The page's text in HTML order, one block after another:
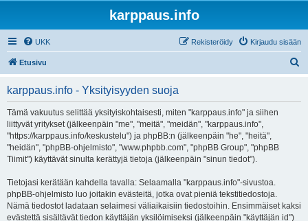
karppaus.info
UKK Kirjaudu sisään
Rekisteröidy
Etusivu
karppaus.info - Yksityisyyden suoja
Tämä vakuutus selittää yksityiskohtaisesti, miten "karppaus.info" ja siihen
liittyvät yritykset (jälkeenpäin "me", "meitä", "meidän", "karppaus.info",
"https://karppaus.info/keskustelu") ja phpBB:n (jälkeenpäin "he", "heitä",
"heidän", "phpBB-ohjelmisto", "www.phpbb.com", "phpBB Group", "phpBB
Tiimit") käyttävät sinulta kerättyjä tietoja (jälkeenpäin "sinun tiedot").
Tietojasi kerätään kahdella tavalla: Selaamalla "karppaus.info"-sivustoa.
phpBB-ohjelmisto luo joitakin evästeitä, jotka ovat pieniä tekstitiedostoja.
Nämä tiedostot ladataan selaimesi väliaikaisiin tiedostoihin. Ensimmäiset kaksi
evästettä sisältävät tiedon käyttäjän yksilöimiseksi (jälkeenpäin "käyttäjän id")